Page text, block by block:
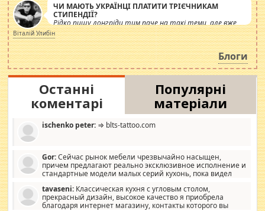
ЧИ МАЮТЬ УКРАЇНЦІ ПЛАТИТИ ТРІЄЧНИКАМ
СТИПЕНДІЇ?
Рідко пишу лонгріди тим паче на такі теми, але вже
просто дістало! Обурюють сьогоднішні інсенуації
навколо стипендіального питання. Штучно
роздувається ще одна соціальна катастрофа.
Віталій Улибін
Блоги
Останні
коментарі
Популярні
матеріали
ischenko peter: ⇒ blts-tattoo.com
Gor:Сейчас рынок мебели чрезвычайно насыщен,
причем предлагают реально эксклюзивное исполнение и
стандартные модели малых серий кухонь, пока видел
стандартные формы, в MebelOk, креативненько и что главное -
со вкусом все в порядке, без ненужных наворотов удорожающих
мебель, а это не последний фактор.
tavaseni: Классическая кухня с угловым столом,
прекрасный дизайн, высокое качество я приобрела
благодаря интернет магазину, контакты которого вы